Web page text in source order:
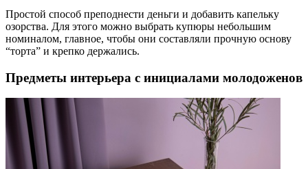
Простой способ преподнести деньги и добавить капельку
озорства. Для этого можно выбрать купюры небольшим
номиналом, главное, чтобы они составляли прочную основу
“торта” и крепко держались.
Предметы интерьера с инициалами молодоженов